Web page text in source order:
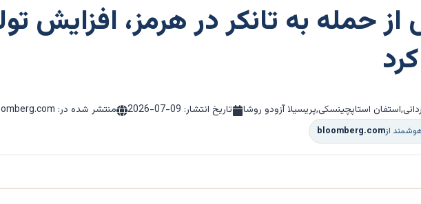
حمله به تانکر در هرمز، افزایش
استاپچینسکی,پریسیلا آزودو روشا تاریخ انتشار: 2026-07-09 منتشر شده در: bloomberg.com
ازbloomberg.com